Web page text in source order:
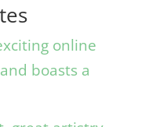
online
boasts a